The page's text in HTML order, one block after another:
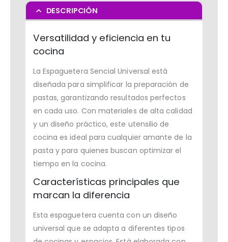
DESCRIPCIÓN
Versatilidad y eficiencia en tu
cocina
La Espaguetera Sencial Universal está
diseñada para simplificar la preparación de
pastas, garantizando resultados perfectos
en cada uso. Con materiales de alta calidad
y un diseño práctico, este utensilio de
cocina es ideal para cualquier amante de la
pasta y para quienes buscan optimizar el
tiempo en la cocina.
Características principales que
marcan la diferencia
Esta espaguetera cuenta con un diseño
universal que se adapta a diferentes tipos